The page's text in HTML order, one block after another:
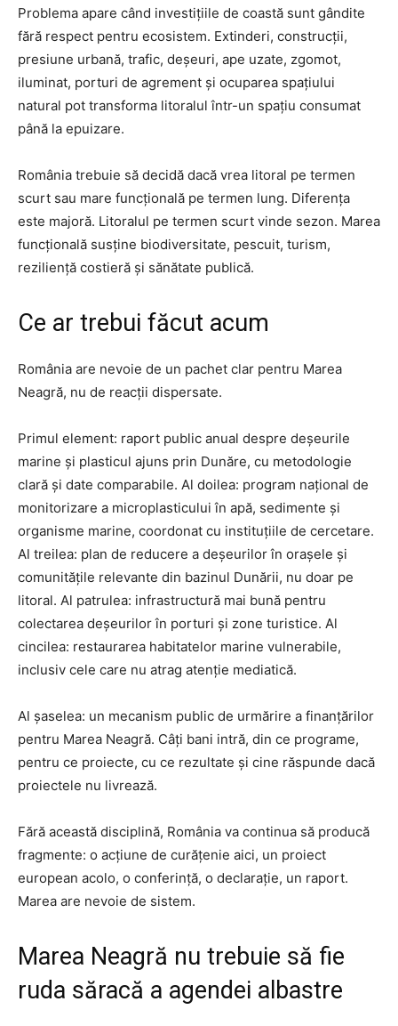
Problema apare când investițiile de coastă sunt gândite
fără respect pentru ecosistem. Extinderi, construcții,
presiune urbană, trafic, deșeuri, ape uzate, zgomot,
iluminat, porturi de agrement și ocuparea spațiului
natural pot transforma litoralul într-un spațiu consumat
până la epuizare.
România trebuie să decidă dacă vrea litoral pe termen
scurt sau mare funcțională pe termen lung. Diferența
este majoră. Litoralul pe termen scurt vinde sezon. Marea
funcțională susține biodiversitate, pescuit, turism,
reziliență costieră și sănătate publică.
Ce ar trebui făcut acum
România are nevoie de un pachet clar pentru Marea
Neagră, nu de reacții dispersate.
Primul element: raport public anual despre deșeurile
marine și plasticul ajuns prin Dunăre, cu metodologie
clară și date comparabile. Al doilea: program național de
monitorizare a microplasticului în apă, sedimente și
organisme marine, coordonat cu instituțiile de cercetare.
Al treilea: plan de reducere a deșeurilor în orașele și
comunitățile relevante din bazinul Dunării, nu doar pe
litoral. Al patrulea: infrastructură mai bună pentru
colectarea deșeurilor în porturi și zone turistice. Al
cincilea: restaurarea habitatelor marine vulnerabile,
inclusiv cele care nu atrag atenție mediatică.
Al șaselea: un mecanism public de urmărire a finanțărilor
pentru Marea Neagră. Câți bani intră, din ce programe,
pentru ce proiecte, cu ce rezultate și cine răspunde dacă
proiectele nu livrează.
Fără această disciplină, România va continua să producă
fragmente: o acțiune de curățenie aici, un proiect
european acolo, o conferință, o declarație, un raport.
Marea are nevoie de sistem.
Marea Neagră nu trebuie să fie
ruda săracă a agendei albastre